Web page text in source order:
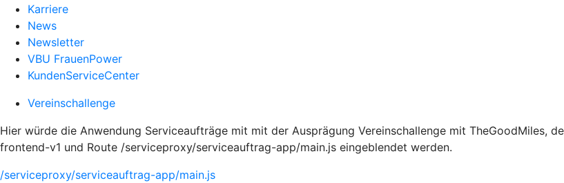
Karriere
News
Newsletter
VBU FrauenPower
KundenServiceCenter
Vereinschallenge
Hier würde die Anwendung Serviceaufträge mit mit der Ausprägung Vereinschallenge mit TheGoodMiles,
frontend-v1 und Route /serviceproxy/serviceauftrag-app/main.js eingeblendet werden.
/serviceproxy/serviceauftrag-app/main.js